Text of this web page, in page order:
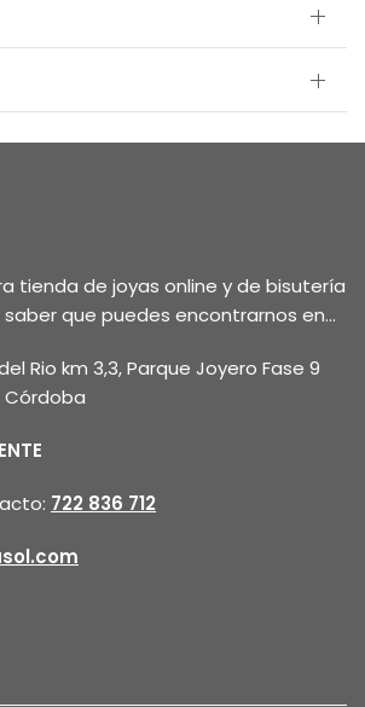
tienda de joyas online y de bisutería
que puedes encontrarnos en...
Rio km 3,3, Parque Joyero Fase 9
Córdoba
722 836 712